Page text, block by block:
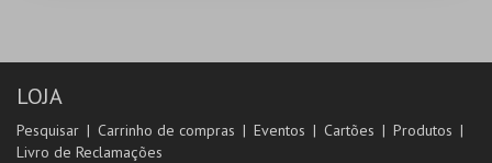
MAIS INFO
COMPRAR
LOJA
Pesquisar Carrinho de compras Eventos Cartões
Produtos
Livro de Reclamações